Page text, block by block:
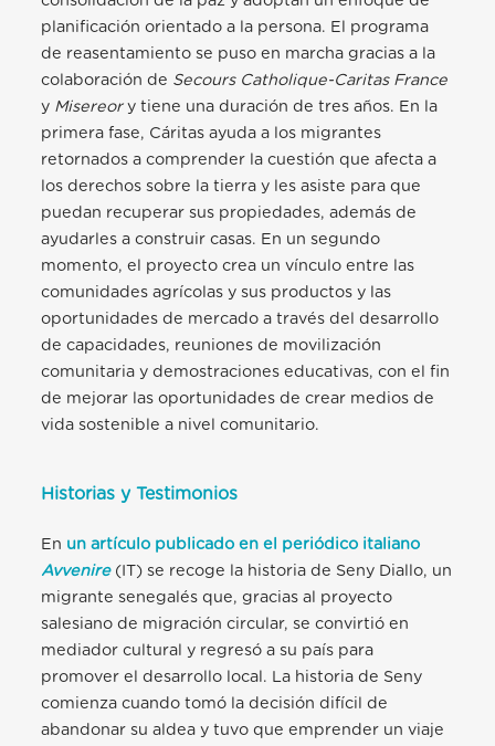
planificación orientado a la persona. El programa
de reasentamiento se puso en marcha gracias a la
colaboración de Secours Catholique-Caritas France
y Misereory tiene una duración de tres años. En la
primera fase, Cáritas ayuda a los migrantes
retornados a comprender la cuestión que afecta a
los derechos sobre la tierra y les asiste para que
puedan recuperar sus propiedades, además de
ayudarles a construir casas. En un segundo
momento, el proyecto crea un vínculo entre las
comunidades agrícolas y sus productos y las
oportunidades de mercado a través del desarrollo
de capacidades, reuniones de movilización
comunitaria y demostraciones educativas, con el fin
de mejorar las oportunidades de crear medios de
vida sostenible a nivel comunitario.
Historias y Testimonios
En un artículo publicado en el periódico italiano
Avvenire(IT) se recoge la historia de Seny Diallo, un
migrante senegalés que, gracias al proyecto
salesiano de migración circular, se convirtió en
mediador cultural y regresó a su país para
promover el desarrollo local. La historia de Seny
comienza cuando tomó la decisión difícil de
abandonar su aldea y tuvo que emprender un viaje